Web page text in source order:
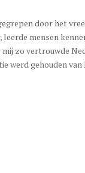
door het
mensen
zo vertrouwde
werd gehouden